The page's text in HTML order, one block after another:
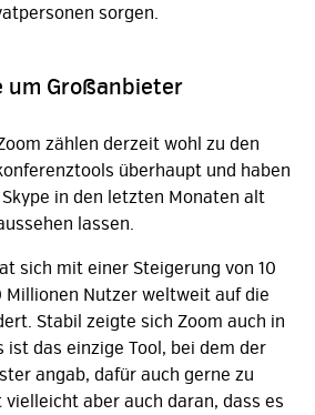
sorgen.
um Großanbieter
zählen derzeit wohl zu den
überhaupt und haben
in den letzten Monaten alt
lassen.
sich mit einer Steigerung von 10
Millionen Nutzer weltweit auf die
Stabil zeigte sich Zoom auch in
ist das einzige Tool, bei dem der
angab, dafür auch gerne zu
vielleicht aber auch daran, dass es